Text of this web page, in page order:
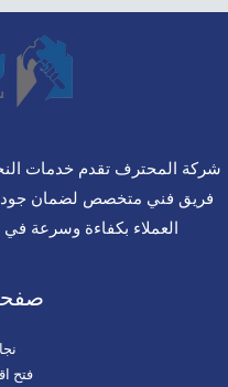
شركة المحترف تقدم خدمات
فريق فني متخصص لضمان جودة
العملاء بكفاءة وسرعة
فتح